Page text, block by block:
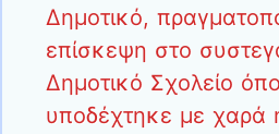
Δημοτικό,
επίσκεψη στο
Δημοτικό Σχολείο
υποδέχτηκε με χαρά